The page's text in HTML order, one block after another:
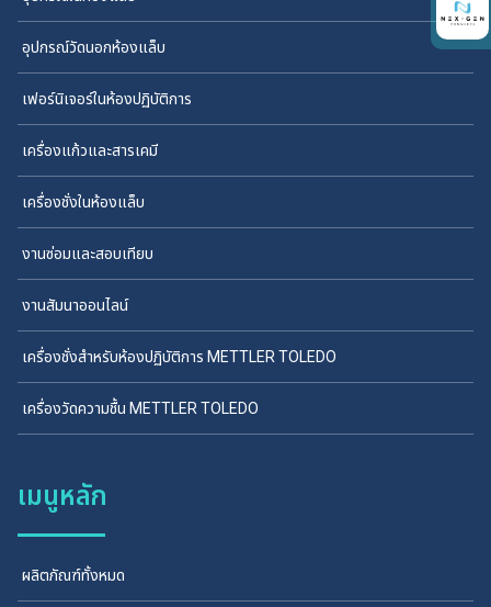
อุปกรณ์วัดนอกห้องแล็บ
เฟอร์นิเจอร์ในห้องปฏิบัติการ
เครื่องแก้วและสารเคมี
เครื่องชั่งในห้องแล็บ
งานซ่อมและสอบเทียบ
งานสัมนาออนไลน์
เครื่องชั่งสำหรับห้องปฏิบัติการ METTLER TOLEDO
เครื่องวัดความชื้น METTLER TOLEDO
เมนูหลัก
ผลิตภัณฑ์ทั้งหมด